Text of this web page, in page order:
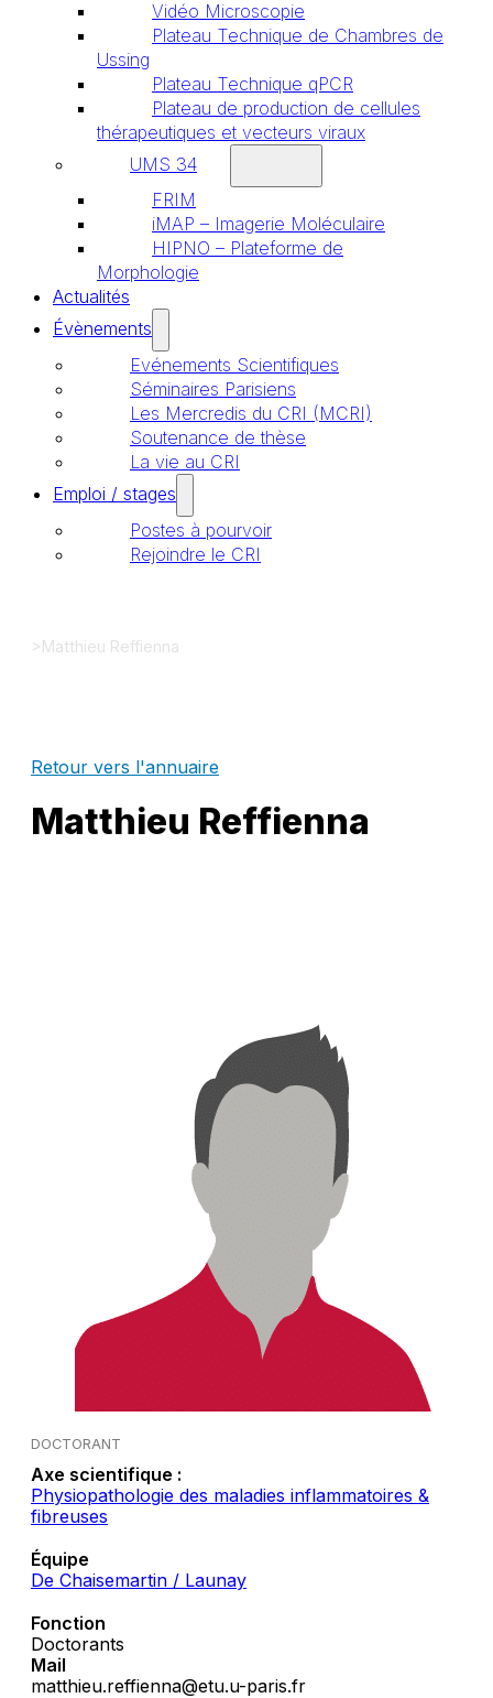
Vidéo Microscopie
Plateau Technique de Chambres de
Ussing
Plateau Technique qPCR
Plateau de production de cellules
thérapeutiques et vecteurs viraux
UMS 34
FRIM
iMAP – Imagerie Moléculaire
HIPNO – Plateforme de
Morphologie
Actualités
Évènements
Evénements Scientifiques
Séminaires Parisiens
Les Mercredis du CRI (MCRI)
Soutenance de thèse
La vie au CRI
Emploi / stages
Postes à pourvoir
Rejoindre le CRI
>Matthieu Reffienna
Retour vers l'annuaire
Matthieu Reffienna
DOCTORANT
Axe scientifique :
Physiopathologie des maladies inflammatoires &
fibreuses
Équipe
De Chaisemartin / Launay
Fonction
Doctorants
Mail
matthieu.reffienna@etu.u-paris.fr